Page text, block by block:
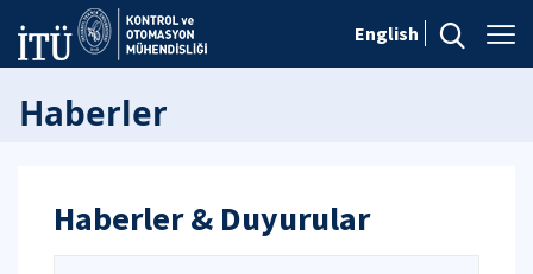
English
Haberler
Haberler & Duyurular